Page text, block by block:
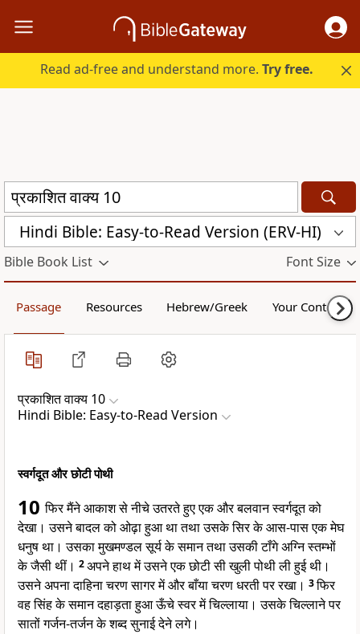
Read ad-free and understand more.Try free.
Hindi Bible: Easy-to-Read Version (ERV-HI)
Bible Book List Font Size
Passage Resources Hebrew/Greek Your Content
प्रकाशित वाक्य 10
Hindi Bible: Easy-to-Read Version
स्वर्गदूत और छोटी पोथी
10फिर मैंने आकाश से नीचे उतरते हुए एक और बलवान स्वर्गदूत को
देखा। उसने बादल को ओढ़ा हुआ था तथा उसके सिर के आस-पास एक मेघ
धनुष था। उसका मुखमण्डल सूर्य के समान तथा उसकी टाँगे अग्नि स्तम्भों
के जैसी थीं। 2अपने हाथ में उसने एक छोटी सी खुली पोथी ली हुई थी।
उसने अपना दाहिना चरण सागर में और बाँया चरण धरती पर रखा। 3फिर
वह सिंह के समान दहाड़ता हुआ ऊँचे स्वर में चिल्लाया। उसके चिल्लाने पर
सातों गर्जन-तर्जन के शब्द सुनाई देने लगे।